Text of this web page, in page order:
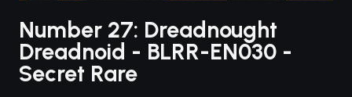
Number 27: Dreadnought
Dreadnoid - BLRR-EN030 -
Secret Rare